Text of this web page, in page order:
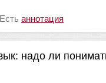
Есть аннотация
надо ли